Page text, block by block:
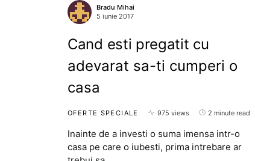
Bradu Mihai
5 iunie 2017
Cand esti pregatit cu
adevarat sa-ti cumperi o
casa
OFERTE SPECIALE 975 views 2 minute read
Inainte de a investi o suma imensa intr-o
casa pe care o iubesti, prima intrebare ar